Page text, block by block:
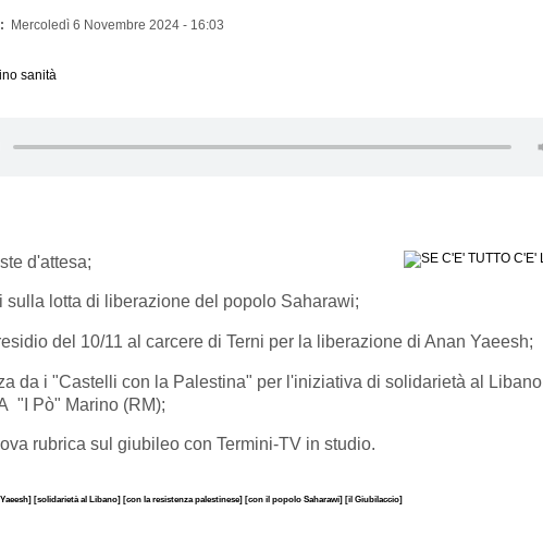
Mercoledì 6 Novembre 2024 - 16:03
sanità
d'attesa;
sulla lotta di liberazione del popolo Saharawi;
del 10/11 al carcere di Terni per la liberazione di Anan Yaeesh;
da i "Castelli con la Palestina" per l'iniziativa di solidarietà al Libano
"I Pò" Marino (RM);
rubrica sul giubileo con Termini-TV in studio.
[solidarietà al Libano] [con la resistenza palestinese] [con il popolo Saharawi] [il Giubilaccio]